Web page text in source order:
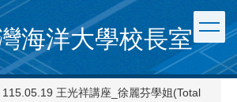
海洋大學校長室
115.05.19 王光祥講座_徐麗芬學姐(Total